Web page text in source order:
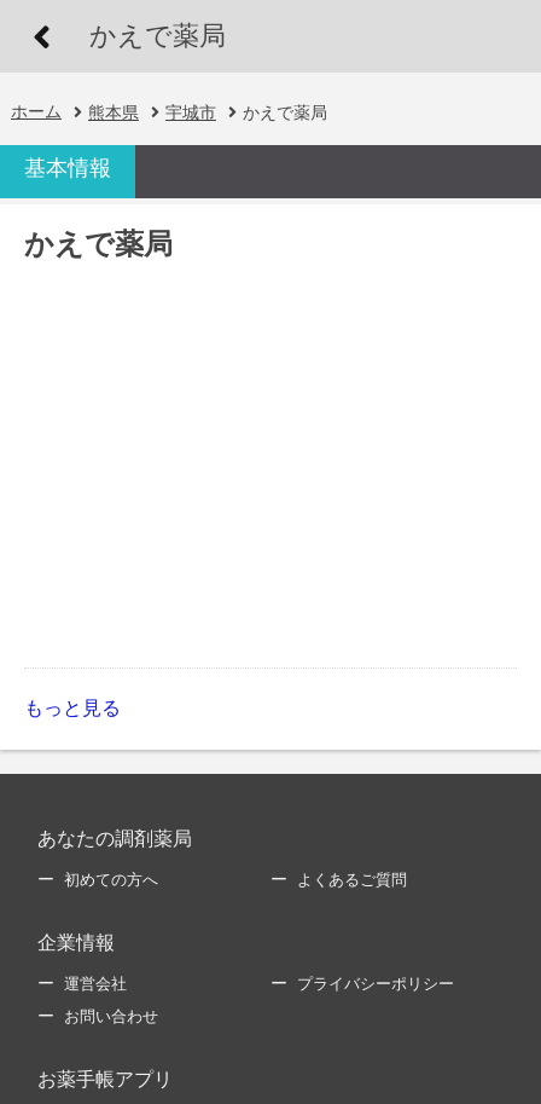
かえで薬局
ホーム 熊本県 宇城市 かえで薬局
基本情報
かえで薬局
もっと見る
あなたの調剤薬局
初めての方へ よくあるご質問
企業情報
運営会社 プライバシーポリシー
お問い合わせ
お薬手帳アプリ